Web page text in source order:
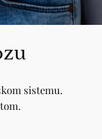
sistemu.